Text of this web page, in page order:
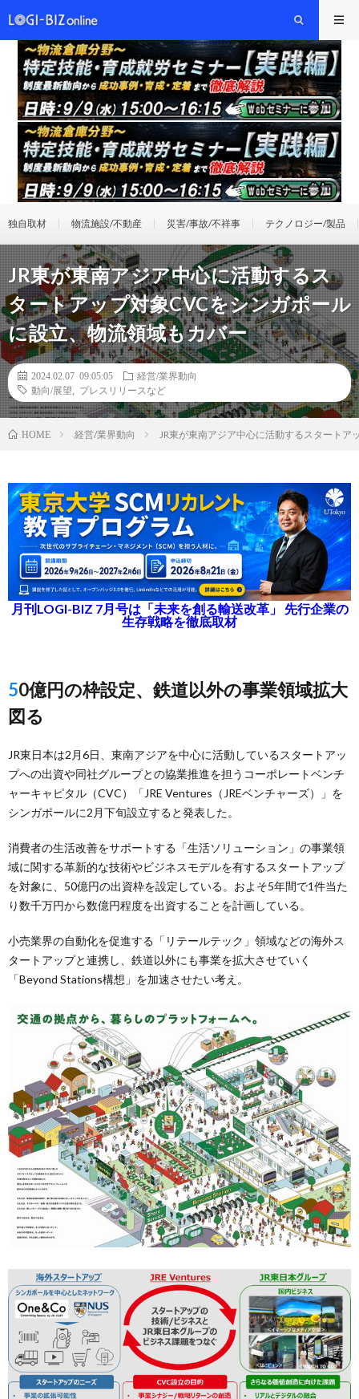
独自取材 物流施設/不動産 災害/事故/不祥事 テクノロジー/製品
JR東が東南アジア中心に活動するス
タートアップ対象CVCをシンガポール
に設立、物流領域もカバー
2024.02.07 09:05:05
経営/業界動向
動向/展望
プレスリリースなど
HOME 経営/業界動向 JR東が東南アジア中心に活動するスタートア
月刊LOGI-BIZ 7月号は「未来を創る輸送改革」 先行企業の
生存戦略を徹底取材
50億円の枠設定、鉄道以外の事業領域拡大
図る
JR東日本は2月6日、東南アジアを中心に活動しているスタートアッ
プへの出資や同社グループとの協業推進を担うコーポレートベンチ
ャーキャピタル（CVC）「JRE Ventures（JREベンチャーズ）」を
シンガポールに2月下旬設立すると発表した。
消費者の生活改善をサポートする「生活ソリューション」の事業領
域に関する革新的な技術やビジネスモデルを有するスタートアップ
を対象に、50億円の出資枠を設定している。およそ5年間で1件当た
り数千万円から数億円程度を出資することを計画している。
小売業界の自動化を促進する「リテールテック」領域などの海外ス
タートアップと連携し、鉄道以外にも事業を拡大させていく
「Beyond Stations構想」を加速させたい考え。